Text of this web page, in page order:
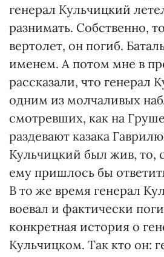
генерал Кульчицкий
разнимать. Собственно,
вертолет, он погиб.
именем. А потом мне в
рассказали, что генерал
одним из молчаливых
смотревших, как на
раздевают казака
Кульчицкий был жив, то,
ему пришлось бы
В то же время генерал
воевал и фактически
конкретная история о
Кульчицком. Так кто он: